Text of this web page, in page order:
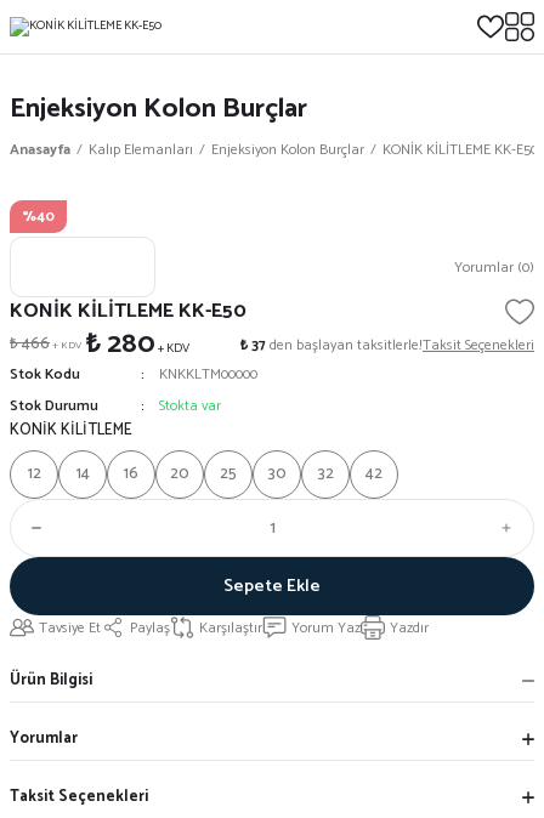
Enjeksiyon Kolon Burçlar
Anasayfa Kalıp Elemanları Enjeksiyon Kolon Burçlar KONİK KİLİTLEME KK-E50
%40
Yorumlar (0)
KONİK KİLİTLEME KK-E50
₺ 466+ KDV ₺ 280+ KDV ₺ 37den başlayan taksitlerle!Taksit Seçenekleri
Stok Kodu
KNKKLTM00000
Stok Durumu
Stokta var
KONİK KİLİTLEME
12
14 16 20 25 30 32 42
Sepete Ekle
Tavsiye Et Paylaş Karşılaştır Yorum Yaz Yazdır
Ürün Bilgisi
Yorumlar
Taksit Seçenekleri